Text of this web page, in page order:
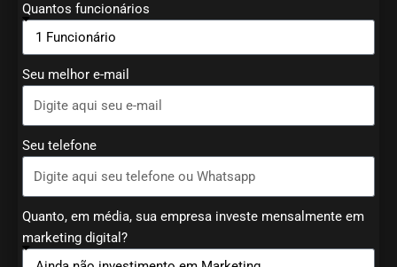
Quantos funcionários
Seu melhor e-mail
Seu telefone
Quanto, em média, sua empresa investe mensalmente em
marketing digital?